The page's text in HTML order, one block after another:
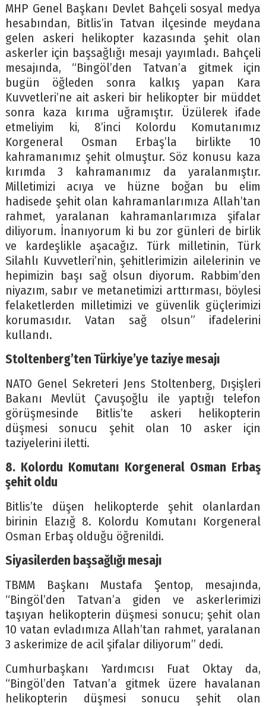
MHP Genel Başkanı Devlet Bahçeli sosyal medya
hesabından, Bitlis’in Tatvan ilçesinde meydana
gelen askeri helikopter kazasında şehit olan
askerler için başsağlığı mesajı yayımladı. Bahçeli
mesajında, “Bingöl’den Tatvan’a gitmek için
bugün öğleden sonra kalkış yapan Kara
Kuvvetleri’ne ait askeri bir helikopter bir müddet
sonra kaza kırıma uğramıştır. Üzülerek ifade
etmeliyim ki, 8’inci Kolordu Komutanımız
Korgeneral Osman Erbaş’la birlikte 10
kahramanımız şehit olmuştur. Söz konusu kaza
kırımda 3 kahramanımız da yaralanmıştır.
Milletimizi acıya ve hüzne boğan bu elim
hadisede şehit olan kahramanlarımıza Allah’tan
rahmet, yaralanan kahramanlarımıza şifalar
diliyorum. İnanıyorum ki bu zor günleri de birlik
ve kardeşlikle aşacağız. Türk milletinin, Türk
Silahlı Kuvvetleri’nin, şehitlerimizin ailelerinin ve
hepimizin başı sağ olsun diyorum. Rabbim’den
niyazım, sabır ve metanetimizi arttırması, böylesi
felaketlerden milletimizi ve güvenlik güçlerimizi
korumasıdır. Vatan sağ olsun” ifadelerini
kullandı.
Stoltenberg’ten Türkiye’ye taziye mesajı
NATO Genel Sekreteri Jens Stoltenberg, Dışişleri
Bakanı Mevlüt Çavuşoğlu ile yaptığı telefon
görüşmesinde Bitlis’te askeri helikopterin
düşmesi sonucu şehit olan 10 asker için
taziyelerini iletti.
8. Kolordu Komutanı Korgeneral Osman Erbaş
şehit oldu
Bitlis’te düşen helikopterde şehit olanlardan
birinin Elazığ 8. Kolordu Komutanı Korgeneral
Osman Erbaş olduğu öğrenildi.
Siyasilerden başsağlığı mesajı
TBMM Başkanı Mustafa Şentop, mesajında,
“Bingöl’den Tatvan’a giden ve askerlerimizi
taşıyan helikopterin düşmesi sonucu; şehit olan
10 vatan evladımıza Allah’tan rahmet, yaralanan
3 askerimize de acil şifalar diliyorum” dedi.
Cumhurbaşkanı Yardımcısı Fuat Oktay da,
“Bingöl’den Tatvan’a gitmek üzere havalanan
helikopterin düşmesi sonucu şehit olan